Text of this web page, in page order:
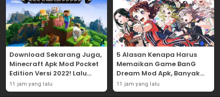
Download Sekarang Juga,
Minecraft Apk Mod Pocket
Edition Versi 2022! Lalu
Nikmati 5 Fitur
Menariknya!
11 jam yang lalu
5 Alasan Kenapa Harus
Memaikan Game BanG
Dream Mod Apk, Banyak
Karakter Uniknya Lho!
11 jam yang lalu